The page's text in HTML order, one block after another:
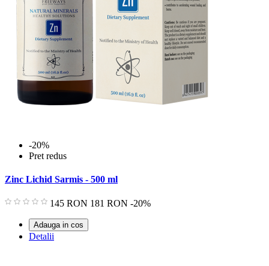
-20%
Pret redus
Zinc Lichid Sarmis - 500 ml
145 RON Pret
181 RON -20%Pret
Adauga in cos
Detalii